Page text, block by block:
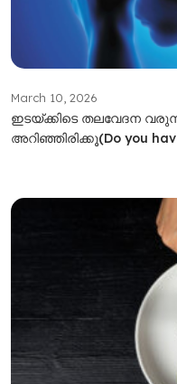
March 10, 2026
ഇടയ്ക്കിടെ തലവേദന
അറിഞ്ഞിരിക്കൂ(Do you